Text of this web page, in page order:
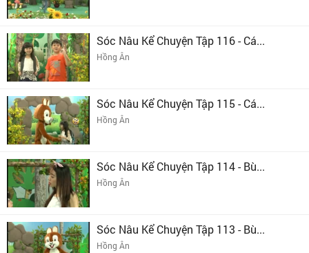
Sóc Nâu Kể Chuyện Tập 116 - Cá...
Hồng Ân
Sóc Nâu Kể Chuyện Tập 115 - Cá...
Hồng Ân
Sóc Nâu Kể Chuyện Tập 114 - Bù...
Hồng Ân
Sóc Nâu Kể Chuyện Tập 113 - Bù...
Hồng Ân